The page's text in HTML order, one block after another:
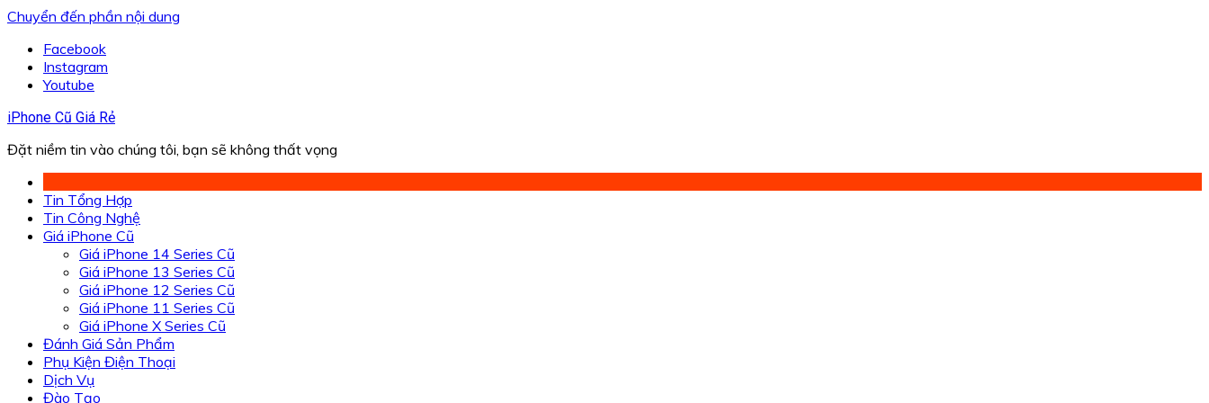
Chuyển đến phần nội dung
Facebook
Instagram
Youtube
iPhone Cũ Giá Rẻ
Đặt niềm tin vào chúng tôi, bạn sẽ không thất vọng
Tin Tổng Hợp
Tin Công Nghệ
Giá iPhone Cũ
Giá iPhone 14 Series Cũ
Giá iPhone 13 Series Cũ
Giá iPhone 12 Series Cũ
Giá iPhone 11 Series Cũ
Giá iPhone X Series Cũ
Đánh Giá Sản Phẩm
Phụ Kiện Điện Thoại
Dịch Vụ
Đào Tạo